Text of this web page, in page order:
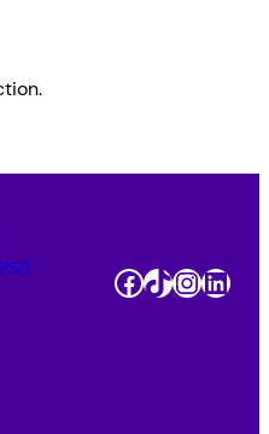
Facebook
TikTok